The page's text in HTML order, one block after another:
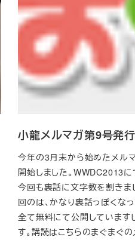
小龍メルマガ第9号発
今年の3月末から始めたメル
開始しました。WWDC2013
今回も裏話に文字数を割きま
回のは、かなり裏話っぽくな
全て無料にて公開しています
す。講読はこちらのまぐまぐ